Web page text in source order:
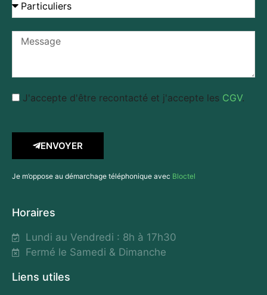
J'accepte d'être recontacté et j'accepte les CGV.
ENVOYER
Je m’oppose au démarchage téléphonique avec Bloctel
Horaires
Lundi au Vendredi : 8h à 17h30
Fermé le Samedi & Dimanche
Liens utiles